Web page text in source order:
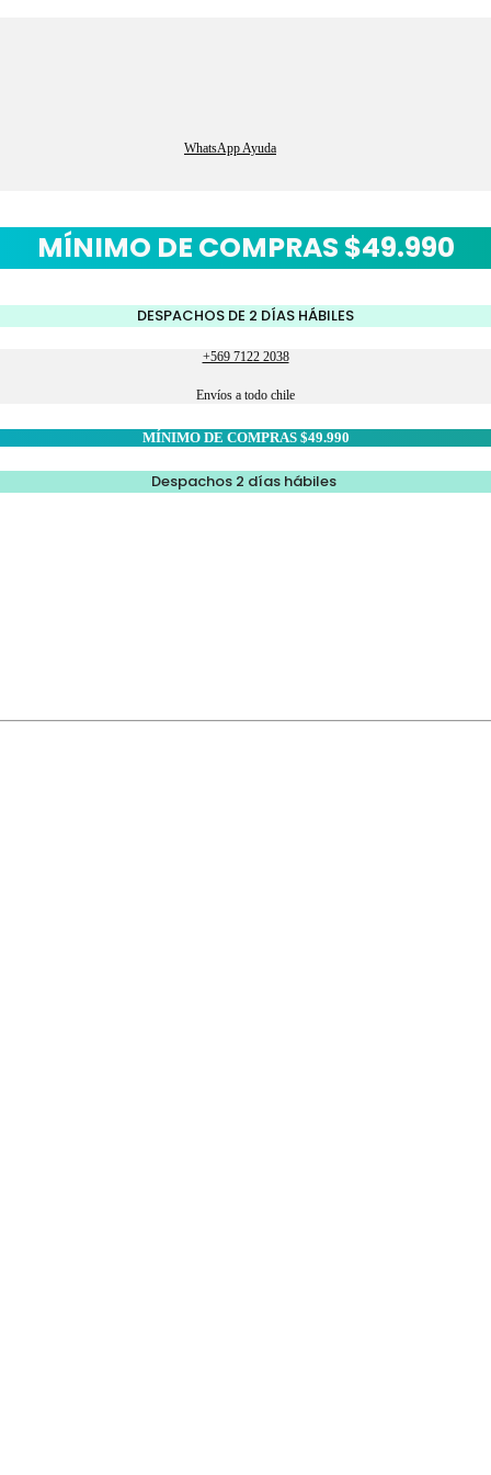
WhatsApp Ayuda
MÍNIMO DE COMPRAS $49.990
DESPACHOS DE 2 DÍAS HÁBILES
+569 7122 2038
Envíos a todo chile
MÍNIMO DE COMPRAS $49.990
Despachos 2 días hábiles